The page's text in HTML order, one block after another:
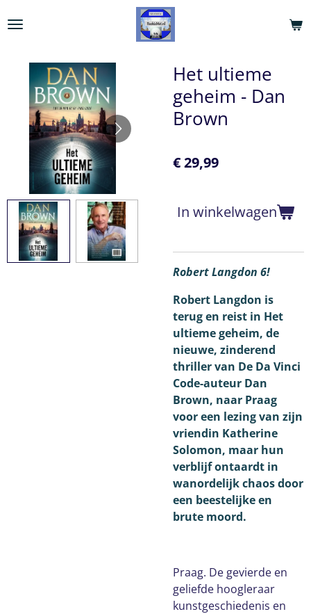
direct
hoofdinhoud
Het ultieme
geheim - Dan
Brown
€ 29,99
In winkelwagen
Robert Langdon 6!
Robert Langdon is
terug en reist in Het
ultieme geheim, de
nieuwe, zinderend
thriller van De Da Vinci
Code-auteur Dan
Brown, naar Praag
voor een lezing van zijn
vriendin Katherine
Solomon, maar hun
verblijf ontaardt in
wanordelijk chaos door
een beestelijke en
brute moord.
Praag. De gevierde en
geliefde hoogleraar
kunstgeschiedenis en